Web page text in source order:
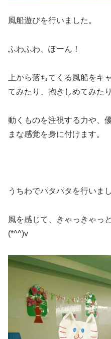
風船遊びを行いました。
ふわふわ、ぽーん！
上から落ちてくる風船をキ
てみたり、抱きしめてみた
動くものを注視する力や、
まな感覚を身に付けます。
うちわでパタパタを行いまし
風を感じて、きゃっきゃっ
(*^^)v